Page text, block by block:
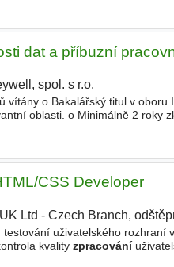
dat a příbuzní
spol. s r.o.
vítány o Bakalářský titul v oboru
oblasti. o Minimálně 2 roky
CSS Developer
Ltd - Czech Branch,
uživatelského rozhraní
kvality zpracování